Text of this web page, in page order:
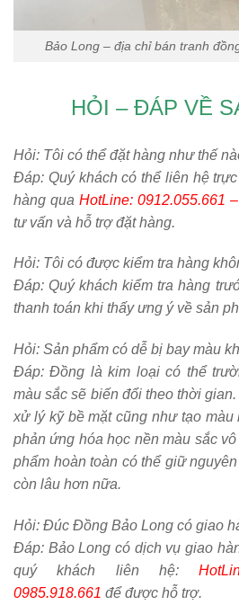
Bảo Long – địa chỉ bán tranh
HỎI – ĐÁP VỀ
Hỏi: Tôi có thể đặt hàng như thế
Đáp: Quý khách có thể liên hệ
hàng qua HotLine: 0912.055.661
tư vấn và hỗ trợ đặt hàng.
Hỏi: Tôi có được kiểm tra hàng
Đáp: Quý khách kiểm tra hàng
thanh toán khi thấy ưng ý về sản
Hỏi: Sản phẩm có dễ bị bay màu
Đáp: Đồng là kim loại có thể
màu sắc sẽ biến đổi theo thời
xử lý kỹ bề mặt cũng như tạo
phản ứng hóa học nền màu sắc
phẩm hoàn toàn có thể giữ
còn lâu hơn nữa.
Hỏi: Đúc Đồng Bảo Long có giao
Đáp: Bảo Long có dịch vụ giao
quý khách liên hệ:
0985.918.661 để được hỗ trợ.